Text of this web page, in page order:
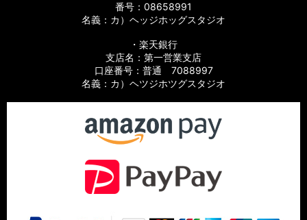
番号：08658991
名義：カ）ヘッジホッグスタジオ
・楽天銀行
支店名：第一営業支店
口座番号：普通 7088997
名義：カ）ヘツジホツグスタジオ